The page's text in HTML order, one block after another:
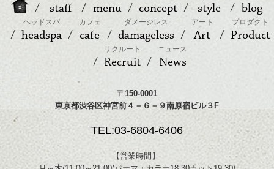
staff menu concept style blog
ヘッドスパ
headspa
カフェ
cafe
ダメージレス
damageless
アート
Art
プロダクト
Product
リクルート
Recruit
ニュース
News
〒150-0001
東京都渋谷区神宮前４－６－９南原宿ビル３F
TEL:03-6804-6406
【営業時間】